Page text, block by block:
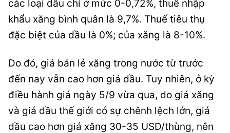
các loại dầu chỉ ở mức 0-0,72%, thuế nhập
khẩu xăng bình quân là 9,7%. Thuế tiêu thụ
đặc biệt của dầu là 0%; của xăng là 8-10%.
Do đó, giá bán lẻ xăng trong nước từ trước
đến nay vẫn cao hơn giá dầu. Tuy nhiên, ở kỳ
điều hành giá ngày 5/9 vừa qua, do giá xăng
và giá dầu thế giới có sự chênh lệch lớn, giá
dầu cao hơn giá xăng 30-35 USD/thùng, nên